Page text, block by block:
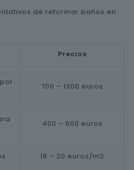
de reformar baños en
Precios
700 – 1300 euros
400 – 600 euros
18 – 20 euros/m2